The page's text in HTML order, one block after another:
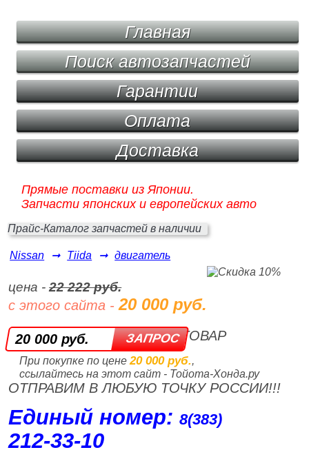
Главная
Поиск автозапчастей
Гарантии
Оплата
Доставка
Прямые поставки из Японии.
Запчасти японских и европейских авто
Прайс-Каталог запчастей в наличии
Nissan ➞ Tiida ➞ двигатель
цена -22 222 руб.
с этого сайта -20 000 руб.
20 000 руб.
При покупке по цене 20 000 руб.,
ссылайтесь на этот сайт - Тойота-Хонда.ру
ТОВАР
ОТПРАВИМ В ЛЮБУЮ ТОЧКУ РОССИИ!!!
Единый номер:8(383)
212‑33‑10